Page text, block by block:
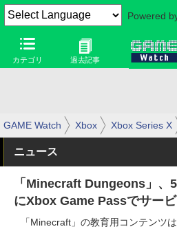
Powered
カテゴリ 過去記事
GAME Watch Xbox Xbox Series X
ニュース
「Minecraft Dungeons」、
にXbox Game Passでサー
「Minecraft」の教育用コンテンツ